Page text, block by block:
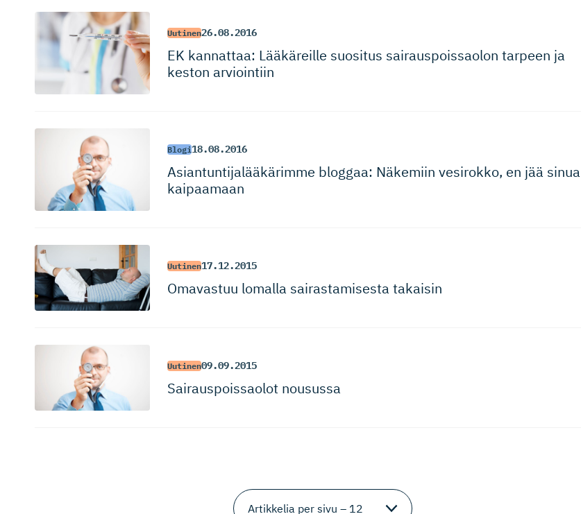
Uutinen26.08.2016
EK kannattaa: Lääkäreille suositus sairauspois­saolon tarpeen ja
keston arviointiin
Blogi18.08.2016
Asiantunti­ja­lää­kärimme bloggaa: Näkemiin vesirokko, en jää sinua
kaipaamaan
Uutinen17.12.2015
Omavastuu lomalla sairastamisesta takaisin
Uutinen09.09.2015
Sairauspois­saolot nousussa